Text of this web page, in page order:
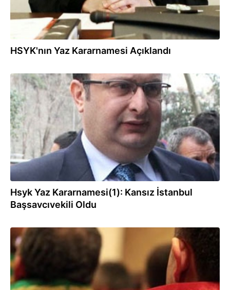
HSYK'nın Yaz Kararnamesi Açıklandı
13.06.2012
Hsyk Yaz Kararnamesi(1): Kansız İstanbul
Başsavcıvekili Oldu